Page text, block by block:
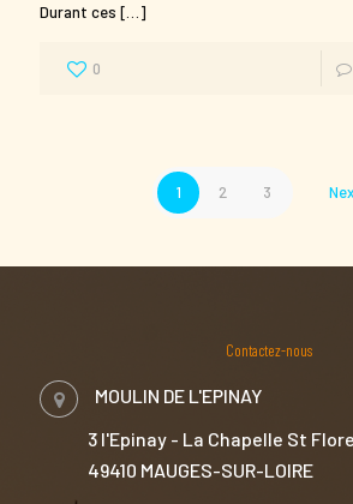
Durant ces […]
0
1 2 3
Contactez-nous
MOULIN DE L'EPINAY
3 l'Epinay - La Chapelle St
49410 MAUGES-SUR-LOIRE